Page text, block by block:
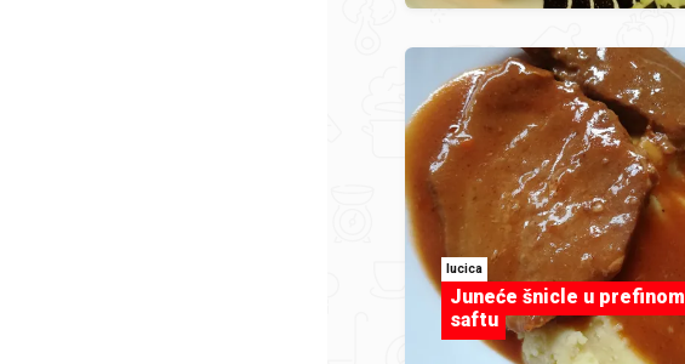
lucica
Juneće šnicle u prefinom
saftu